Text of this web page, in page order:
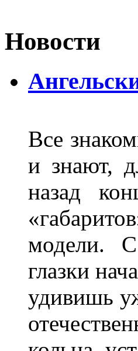
Новости
Все
и знают,
назад
модели. С
глазки
удивишь